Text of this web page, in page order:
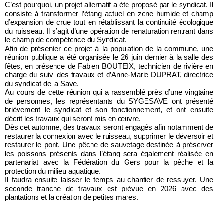
C’est pourquoi, un projet alternatif a été proposé par le syndicat. Il
consiste à transformer l’étang actuel en zone humide et champ
d’expansion de crue tout en rétablissant la continuité écologique
du ruisseau. Il s’agit d’une opération de renaturation rentrant dans
le champ de compétence du Syndicat.
Afin de présenter ce projet à la population de la commune, une
réunion publique a été organisée le 26 juin dernier à la salle des
fêtes, en présence de Fabien BOUTEIX, technicien de rivière en
charge du suivi des travaux et d’Anne-Marie DUPRAT, directrice
du syndicat de la Save.
Au cours de cette réunion qui a rassemblé près d’une vingtaine
de personnes, les représentants du SYGESAVE ont présenté
brièvement le syndicat et son fonctionnement, et ont ensuite
décrit les travaux qui seront mis en œuvre.
Dès cet automne, des travaux seront engagés afin notamment de
restaurer la connexion avec le ruisseau, supprimer le déversoir et
restaurer le pont. Une pêche de sauvetage destinée à préserver
les poissons présents dans l’étang sera également réalisée en
partenariat avec la Fédération du Gers pour la pêche et la
protection du milieu aquatique.
Il faudra ensuite laisser le temps au chantier de ressuyer. Une
seconde tranche de travaux est prévue en 2026 avec des
plantations et la création de petites mares.